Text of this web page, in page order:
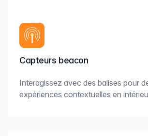
Capteurs beacon
Interagissez avec des balises pour
expériences contextuelles en